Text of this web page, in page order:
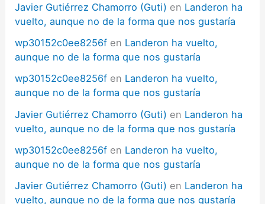
Javier Gutiérrez Chamorro (Guti) en Landeron ha
vuelto, aunque no de la forma que nos gustaría
wp30152c0ee8256f en Landeron ha vuelto,
aunque no de la forma que nos gustaría
wp30152c0ee8256f en Landeron ha vuelto,
aunque no de la forma que nos gustaría
Javier Gutiérrez Chamorro (Guti) en Landeron ha
vuelto, aunque no de la forma que nos gustaría
wp30152c0ee8256f en Landeron ha vuelto,
aunque no de la forma que nos gustaría
Javier Gutiérrez Chamorro (Guti) en Landeron ha
vuelto, aunque no de la forma que nos gustaría